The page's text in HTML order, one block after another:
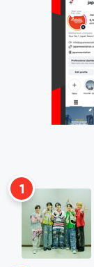
1